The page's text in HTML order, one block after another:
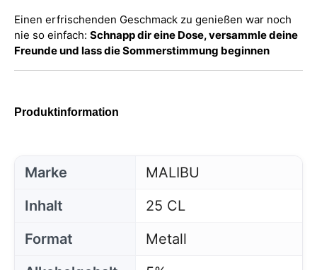
Einen erfrischenden Geschmack zu genießen war noch
nie so einfach: Schnapp dir eine Dose, versammle deine
Freunde und lass die Sommerstimmung beginnen
Produktinformation
Marke
MALIBU
Inhalt
25 CL
Format
Metall